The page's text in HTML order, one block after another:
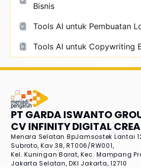
Bisnis
Tools AI untuk Pembuatan
Tools AI untuk Copywriting
PT GARDA ISWANTO
CV INFINITY DIGITAL
Menara Selatan BpJamsostek Lantai
Subroto, Kav.38, RT006/RW001,
Kel. Kuningan Barat, Kec. Mampang
Jakarta Selatan, DKI Jakarta, 12710